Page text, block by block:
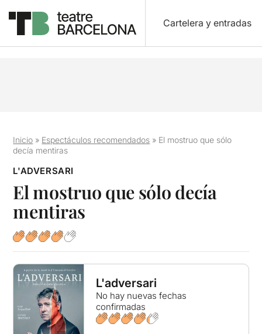
Cartelera y entradas
Inicio » Espectáculos recomendados » El mostruo que sólo
decía mentiras
L'ADVERSARI
El mostruo que sólo decía
mentiras
L'adversari
No hay nuevas fechas
confirmadas